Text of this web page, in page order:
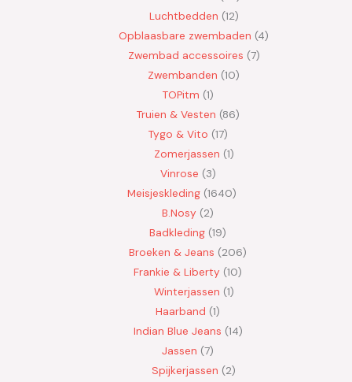
Luchtbedden 12
Opblaasbare zwembaden 4
Zwembad accessoires 7
Zwembanden 10
TOPitm 1
Truien & Vesten 86
Tygo & Vito 17
Zomerjassen 1
Vinrose 3
Meisjeskleding 1640
B.Nosy
2
Badkleding 19
Broeken & Jeans
206
Frankie & Liberty 10
Winterjassen 1
Haarband 1
Indian Blue Jeans 14
Jassen 7
Spijkerjassen
2